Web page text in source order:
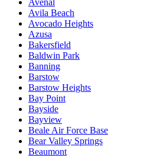
Avila Beach
Avocado Heights
Azusa
Bakersfield
Baldwin Park
Banning
Barstow
Barstow Heights
Bay Point
Bayside
Bayview
Beale Air Force Base
Bear Valley Springs
Beaumont